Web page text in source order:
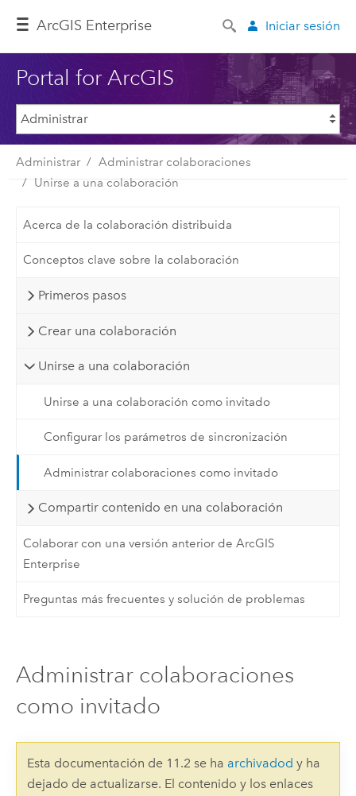
ArcGIS Enterprise Iniciar sesión
Portal for ArcGIS
Administrar
Administrar colaboraciones
Unirse a una colaboración
Acerca de la colaboración distribuida
Conceptos clave sobre la colaboración
Primeros pasos
Crear una colaboración
Unirse a una colaboración
Unirse a una colaboración como invitado
Configurar los parámetros de sincronización
Administrar colaboraciones como invitado
Compartir contenido en una colaboración
Colaborar con una versión anterior de ArcGIS
Enterprise
Preguntas más frecuentes y solución de problemas
Administrar colaboraciones
como invitado
Esta documentación de 11.2 se ha archivadod y ha
dejado de actualizarse. El contenido y los enlaces